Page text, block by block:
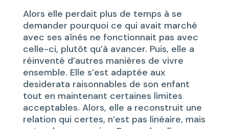
Alors elle perdait plus de temps à se
demander pourquoi ce qui avait marché
avec ses aînés ne fonctionnait pas avec
celle-ci, plutôt qu’à avancer. Puis, elle a
réinventé d’autres manières de vivre
ensemble. Elle s’est adaptée aux
desiderata raisonnables de son enfant
tout en maintenant certaines limites
acceptables. Alors, elle a reconstruit une
relation qui certes, n’est pas linéaire, mais